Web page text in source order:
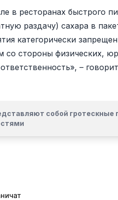
в ресторанах быстрого
раздачу) сахара в
категорически
со стороны физических,
–
собой гротескные